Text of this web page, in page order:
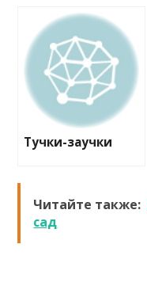
Тучки-заучки
Читайте также:
сад